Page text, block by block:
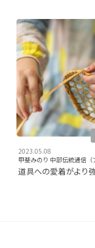
2023.05.08
甲斐みのり 中部伝統通信（
道具への愛着がより